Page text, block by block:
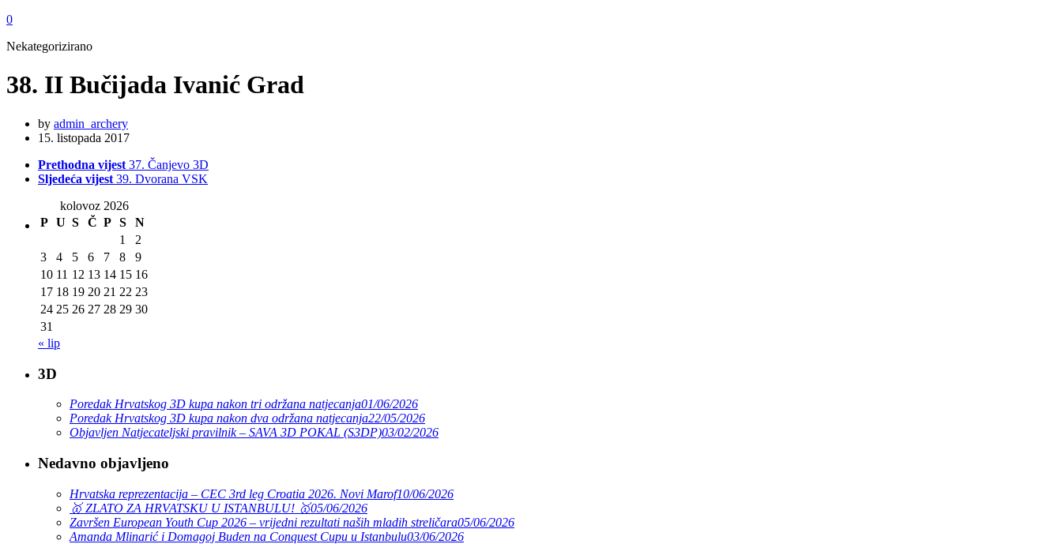
0
Nekategorizirano
38. II Bučijada Ivanić Grad
by admin_archery
15. listopada 2017
Prethodna vijest 37. Čanjevo 3D
Sljedeća vijest 39. Dvorana VSK
kolovoz 2026
P U S Č P S
N
1
2
3
4 5 6 7 8
9
10 11 12 13 14 15 16
17 18 19 20 21 22 23
24 25 26 27 28 29 30
31
« lip
3D
Poredak Hrvatskog 3D kupa nakon tri održana natjecanja01/06/2026
Poredak Hrvatskog 3D kupa nakon dva održana natjecanja22/05/2026
Objavljen Natjecateljski pravilnik – SAVA 3D POKAL (S3DP)03/02/2026
Nedavno objavljeno
Hrvatska reprezentacija – CEC 3rd leg Croatia 2026. Novi Marof10/06/2026
🥇 ZLATO ZA HRVATSKU U ISTANBULU! 🥇05/06/2026
Završen European Youth Cup 2026 – vrijedni rezultati naših mladih streličara05/06/2026
Amanda Mlinarić i Domagoj Buden na Conquest Cupu u Istanbulu03/06/2026